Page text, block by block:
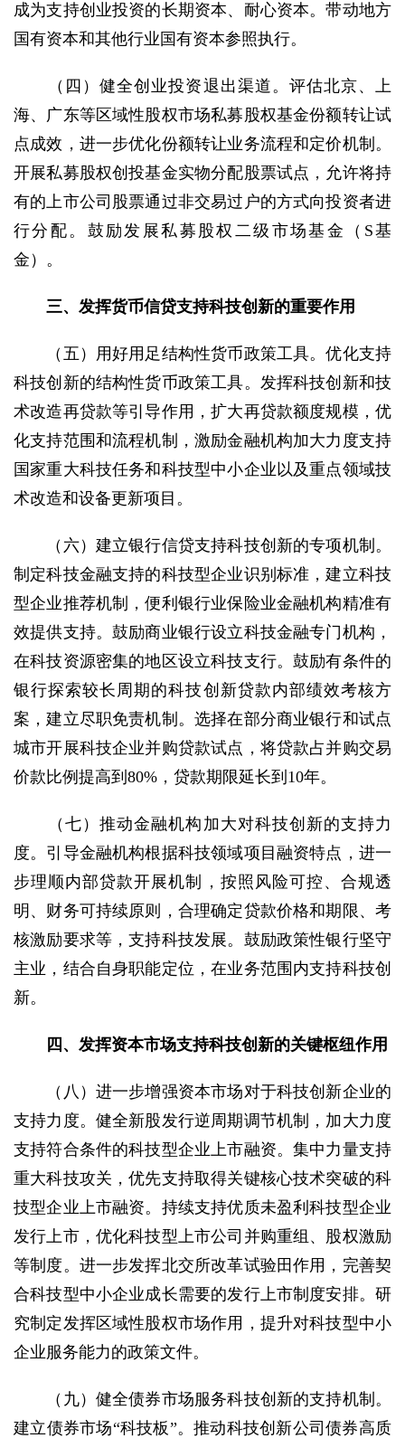
成为支持创业投资的长期资本、耐心资本。带动地方
国有资本和其他行业国有资本参照执行。
（四）健全创业投资退出渠道。评估北京、上
海、广东等区域性股权市场私募股权基金份额转让试
点成效，进一步优化份额转让业务流程和定价机制。
开展私募股权创投基金实物分配股票试点，允许将持
有的上市公司股票通过非交易过户的方式向投资者进
行分配。鼓励发展私募股权二级市场基金（S基
金）。
三、发挥货币信贷支持科技创新的重要作用
（五）用好用足结构性货币政策工具。优化支持
科技创新的结构性货币政策工具。发挥科技创新和技
术改造再贷款等引导作用，扩大再贷款额度规模，优
化支持范围和流程机制，激励金融机构加大力度支持
国家重大科技任务和科技型中小企业以及重点领域技
术改造和设备更新项目。
（六）建立银行信贷支持科技创新的专项机制。
制定科技金融支持的科技型企业识别标准，建立科技
型企业推荐机制，便利银行业保险业金融机构精准有
效提供支持。鼓励商业银行设立科技金融专门机构，
在科技资源密集的地区设立科技支行。鼓励有条件的
银行探索较长周期的科技创新贷款内部绩效考核方
案，建立尽职免责机制。选择在部分商业银行和试点
城市开展科技企业并购贷款试点，将贷款占并购交易
价款比例提高到80%，贷款期限延长到10年。
（七）推动金融机构加大对科技创新的支持力
度。引导金融机构根据科技领域项目融资特点，进一
步理顺内部贷款开展机制，按照风险可控、合规透
明、财务可持续原则，合理确定贷款价格和期限、考
核激励要求等，支持科技发展。鼓励政策性银行坚守
主业，结合自身职能定位，在业务范围内支持科技创
新。
四、发挥资本市场支持科技创新的关键枢纽作用
（八）进一步增强资本市场对于科技创新企业的
支持力度。健全新股发行逆周期调节机制，加大力度
支持符合条件的科技型企业上市融资。集中力量支持
重大科技攻关，优先支持取得关键核心技术突破的科
技型企业上市融资。持续支持优质未盈利科技型企业
发行上市，优化科技型上市公司并购重组、股权激励
等制度。进一步发挥北交所改革试验田作用，完善契
合科技型中小企业成长需要的发行上市制度安排。研
究制定发挥区域性股权市场作用，提升对科技型中小
企业服务能力的政策文件。
（九）健全债券市场服务科技创新的支持机制。
建立债券市场“科技板”。推动科技创新公司债券高质